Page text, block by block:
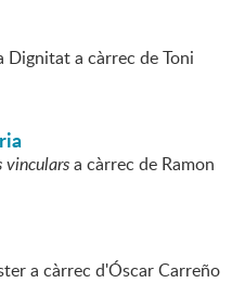
Dignitat a càrrec de Toni
vincularsa càrrec de Ramon
a càrrec d'Óscar Carreño